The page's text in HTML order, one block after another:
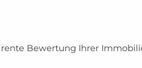
Bewertung Ihrer